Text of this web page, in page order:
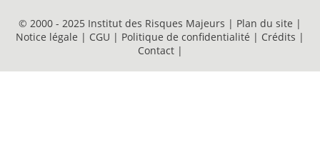
© 2000 - 2025 Institut des Risques Majeurs | Plan du site |
Notice légale | CGU | Politique de confidentialité | Crédits |
Contact |